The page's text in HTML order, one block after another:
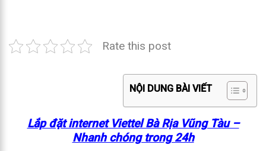
Rate this post
NỘI DUNG BÀI VIẾT
Lắp đặt internet Viettel Bà Rịa Vũng Tàu –
Nhanh chóng trong 24h